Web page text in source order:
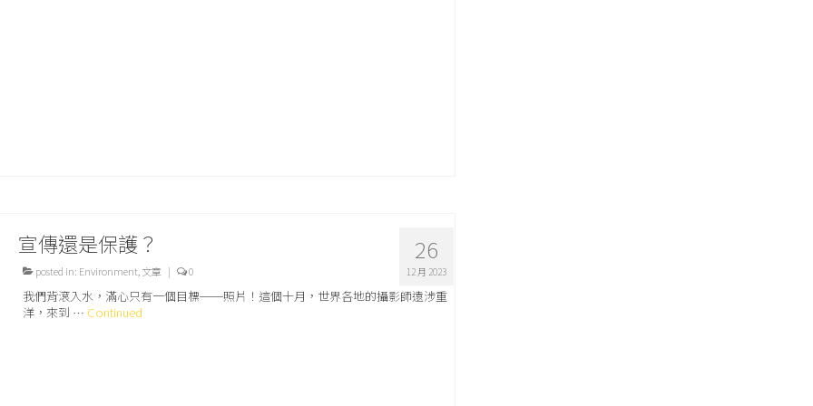
26
12 月 2023
宣傳還是保護？
posted in: Environment, 文章 | 0
我們背滾入水，滿心只有一個目標──照片！這個十月，世界各地的攝影師遠涉重
洋，來到 … Continued